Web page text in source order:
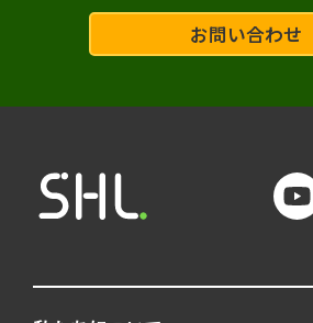
お問い合わせ